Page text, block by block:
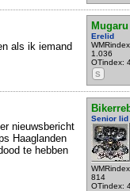
Mugaru
Erelid
1.036
OTindex:
S
als ik iemand
Senior lid
814
OTindex:
nieuwsbericht
Haaglanden
te hebben